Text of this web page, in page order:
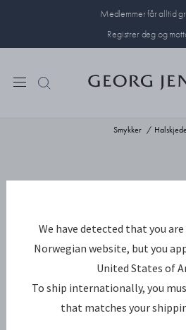
Medlemmer får alltid
Registrer deg og
Smykker
We have detected that you
Norwegian website, but you
United States of
To ship internationally, you
that matches your